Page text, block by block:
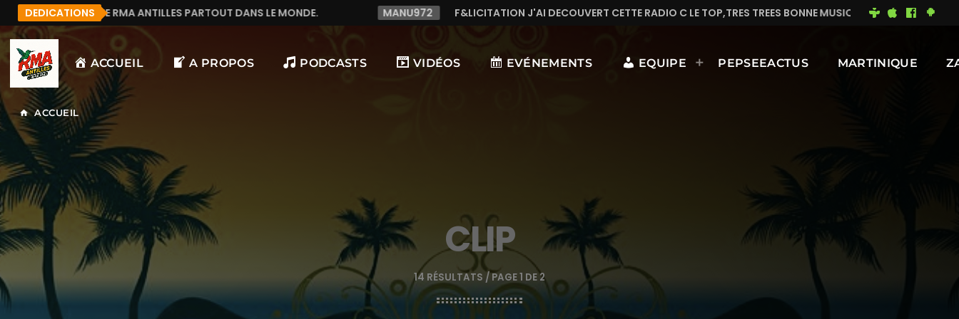
DEDICATIONS
RMA ANTILLES PARTOUT DANS LE MONDE. MANU972 F&LICITATION J'AI DECOUVERT CETTE RADIO C LE TOP,TRES TREES BONNE MUSIQUE EN CONTINUE MIMI
ACCUEIL A PROPOS PODCASTS VIDÉOS EVÉNEMENTS EQUIPE PEPSEEACTUS MARTINIQUE
home ACCUEIL
CLIP
14 RÉSULTATS / PAGE 1 DE 2